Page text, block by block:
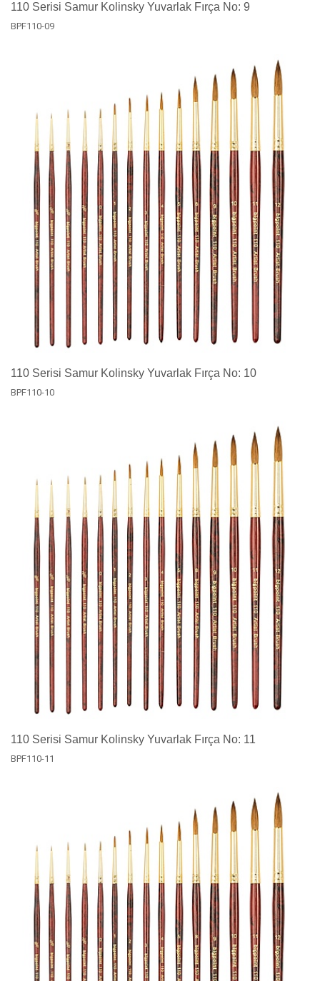
110 Serisi Samur Kolinsky Yuvarlak Fırça No: 9
BPF110-09
110 Serisi Samur Kolinsky Yuvarlak Fırça No: 10
BPF110-10
110 Serisi Samur Kolinsky Yuvarlak Fırça No: 11
BPF110-11